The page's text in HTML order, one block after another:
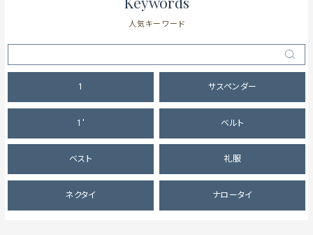
人気キーワード
1 サスペンダー
1' ベルト
ベスト 礼服
ネクタイ ナロータイ